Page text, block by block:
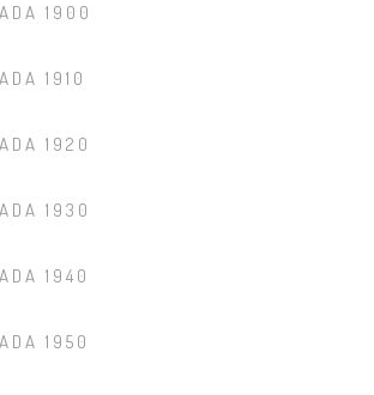
1900
1910
1920
1930
1940
1950